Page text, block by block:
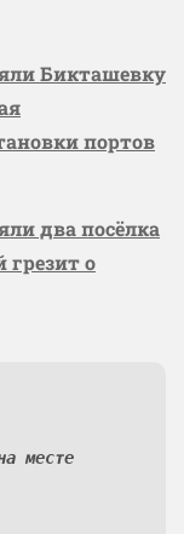
Бикташевку
портов
два посёлка
грезит о
месте